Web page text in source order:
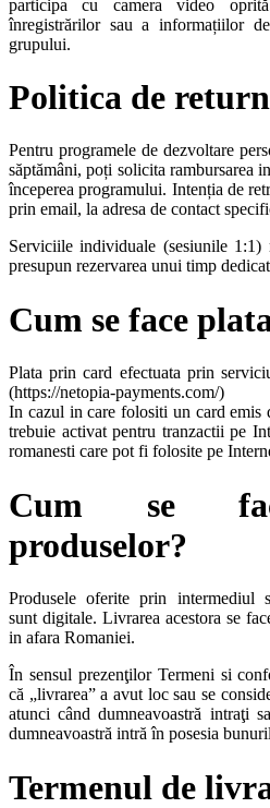
participa cu camera video
înregistrărilor sau a informațiilor
grupului.
Politica de
Pentru programele de dezvoltare
săptămâni, poți solicita rambursarea
începerea programului. Intenția de
prin email, la adresa de contact
Serviciile individuale (sesiunile 1:1)
presupun rezervarea unui timp
Cum se face
Plata prin card efectuata prin
(https://netopia-payments.com/)
In cazul in care folositi un card emis
trebuie activat pentru tranzactii pe
romanesti care pot fi folosite pe
Cum se
produselor?
Produsele oferite prin intermediul
sunt digitale. Livrarea acestora se
in afara Romaniei.
În sensul prezenţilor Termeni si
că „livrarea” a avut loc sau se
atunci când dumneavoastră intraţi
dumneavoastră intră în posesia
Termenul de